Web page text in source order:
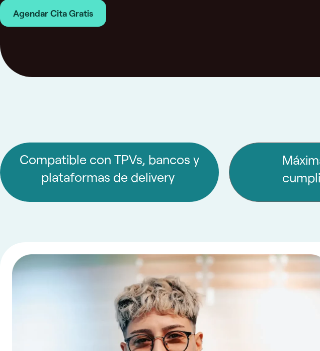
Agendar Cita Gratis
Compatible con TPVs, bancos y
plataformas de delivery